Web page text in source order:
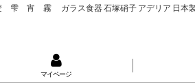
雫 宵 霧 ガラス食器 石塚硝子 アデリア 日
マイページ